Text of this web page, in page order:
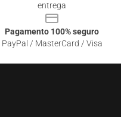
entrega
Pagamento 100% seguro
PayPal / MasterCard / Visa